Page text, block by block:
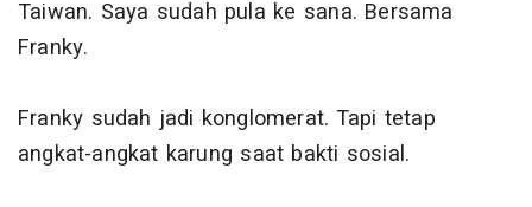
Taiwan. Saya sudah pula ke sana. Bersama
Franky.
Franky sudah jadi konglomerat. Tapi tetap
angkat-angkat karung saat bakti sosial.